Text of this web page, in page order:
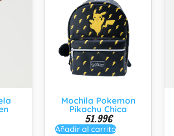
Mochila Pokemon
Pikachu Chica
51.99€
Añadir al carrito